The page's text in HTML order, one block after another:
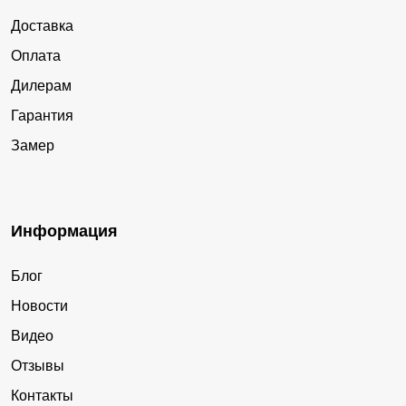
Доставка
Оплата
Дилерам
Гарантия
Замер
Информация
Блог
Новости
Видео
Отзывы
Контакты